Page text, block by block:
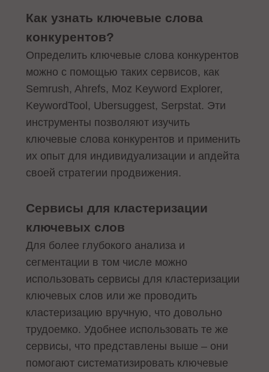
Как узнать ключевые слова
конкурентов?
Определить ключевые слова конкурентов
можно с помощью таких сервисов, как
Semrush, Ahrefs, Moz Keyword Explorer,
KeywordTool, Ubersuggest, Serpstat. Эти
инструменты позволяют изучить
ключевые слова конкурентов и применить
их опыт для индивидуализации и апдейта
своей стратегии продвижения.
Сервисы для кластеризации
ключевых слов
Для более глубокого анализа и
сегментации в том числе можно
использовать сервисы для кластеризации
ключевых слов или же проводить
кластеризацию вручную, что довольно
трудоемко. Удобнее использовать те же
сервисы, что представлены выше – они
помогают систематизировать ключевые